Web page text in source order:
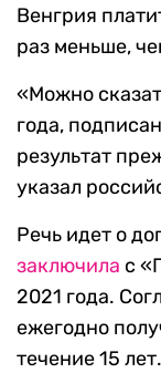
Венгрия
раз меньше,
«Можно
года,
результат
указал
Речь идет о
заключила с
2021 года.
ежегодно
течение 15